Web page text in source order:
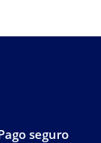
seguro